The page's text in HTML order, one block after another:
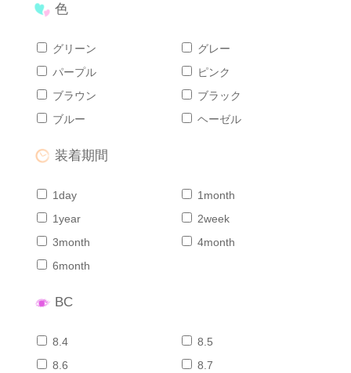
色
グリーン
グレー
パープル
ピンク
ブラウン
ブラック
ブルー
ヘーゼル
装着期間
1day
1month
1year
2week
3month
4month
6month
BC
8.4
8.5
8.6
8.7